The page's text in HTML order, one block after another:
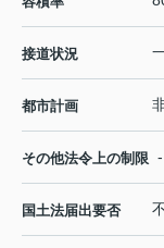
接道状況
都市計画
その他法令上の制限 -
国土法届出要否